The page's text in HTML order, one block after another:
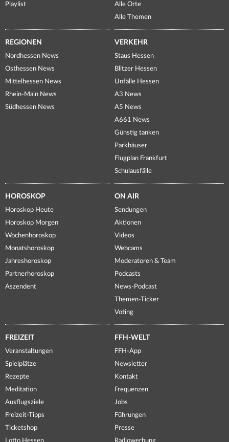
Playlist
Alle Orte
Alle Themen
REGIONEN
Nordhessen News
Osthessen News
Mittelhessen News
Rhein-Main News
Südhessen News
VERKEHR
Staus Hessen
Blitzer Hessen
Unfälle Hessen
A3 News
A5 News
A661 News
Günstig tanken
Parkhäuser
Flugplan Frankfurt
Schulausfälle
HOROSKOP
Horoskop Heute
Horoskop Morgen
Wochenhoroskop
Monatshoroskop
Jahreshoroskop
Partnerhoroskop
Aszendent
ON AIR
Sendungen
Aktionen
Videos
Webcams
Moderatoren & Team
Podcasts
News-Podcast
Themen-Ticker
Voting
FREIZEIT
Veranstaltungen
Spielplätze
Rezepte
Meditation
Ausflugsziele
Freizeit-Tipps
Ticketshop
Lotto Hessen
FFH-WELT
FFH-App
Newsletter
Kontakt
Frequenzen
Jobs
Führungen
Presse
Radiowerbung